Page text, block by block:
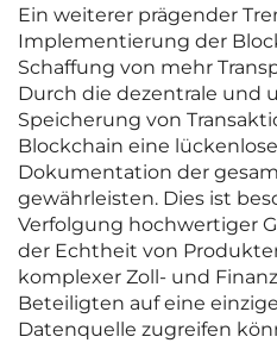
Ein weiterer prägender
Implementierung der
Schaffung von mehr
Durch die dezentrale und
Speicherung von
Blockchain eine
Dokumentation der
gewährleisten. Dies ist
Verfolgung hochwertiger
der Echtheit von
komplexer Zoll- und
Beteiligten auf eine
Datenquelle zugreifen